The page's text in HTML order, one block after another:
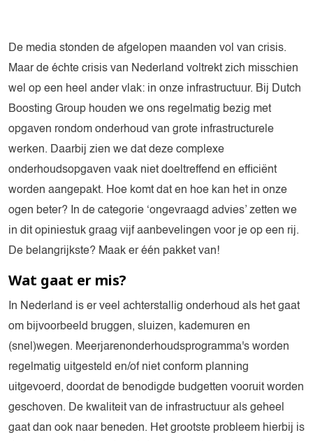
De media stonden de afgelopen maanden vol van crisis.
Maar de échte crisis van Nederland voltrekt zich misschien
wel op een heel ander vlak: in onze infrastructuur. Bij Dutch
Boosting Group houden we ons regelmatig bezig met
opgaven rondom onderhoud van grote infrastructurele
werken. Daarbij zien we dat deze complexe
onderhoudsopgaven vaak niet doeltreffend en efficiënt
worden aangepakt. Hoe komt dat en hoe kan het in onze
ogen beter? In de categorie ‘ongevraagd advies’ zetten we
in dit opiniestuk graag vijf aanbevelingen voor je op een rij.
De belangrijkste? Maak er één pakket van!
Wat gaat er mis?
In Nederland is er veel achterstallig onderhoud als het gaat
om bijvoorbeeld bruggen, sluizen, kademuren en
(snel)wegen. Meerjarenonderhoudsprogramma's worden
regelmatig uitgesteld en/of niet conform planning
uitgevoerd, doordat de benodigde budgetten vooruit worden
geschoven. De kwaliteit van de infrastructuur als geheel
gaat dan ook naar beneden. Het grootste probleem hierbij is